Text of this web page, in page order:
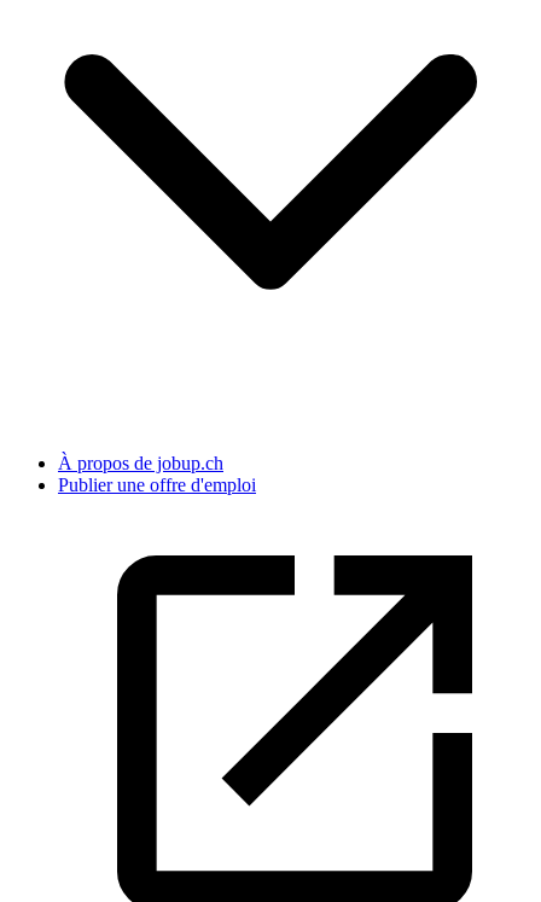
À propos de jobup.ch
Publier une offre d'emploi